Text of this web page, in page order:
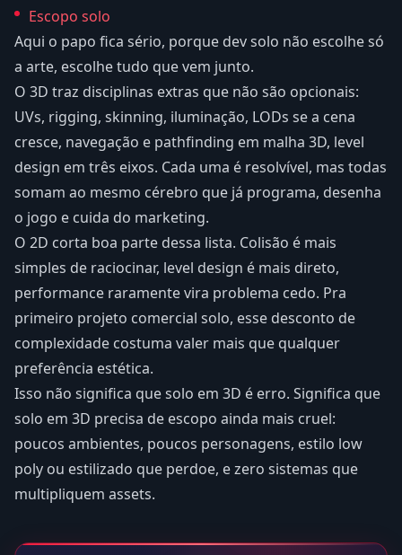
Escopo solo
Aqui o papo fica sério, porque dev solo não escolhe só
a arte, escolhe tudo que vem junto.
O 3D traz disciplinas extras que não são opcionais:
UVs, rigging, skinning, iluminação, LODs se a cena
cresce, navegação e pathfinding em malha 3D, level
design em três eixos. Cada uma é resolvível, mas todas
somam ao mesmo cérebro que já programa, desenha
o jogo e cuida do marketing.
O 2D corta boa parte dessa lista. Colisão é mais
simples de raciocinar, level design é mais direto,
performance raramente vira problema cedo. Pra
primeiro projeto comercial solo, esse desconto de
complexidade costuma valer mais que qualquer
preferência estética.
Isso não significa que solo em 3D é erro. Significa que
solo em 3D precisa de escopo ainda mais cruel:
poucos ambientes, poucos personagens, estilo low
poly ou estilizado que perdoe, e zero sistemas que
multipliquem assets.